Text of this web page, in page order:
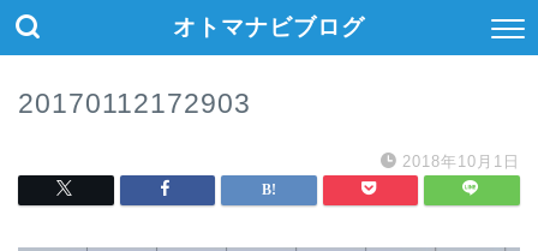
オトマナビブログ
20170112172903
2018年10月1日